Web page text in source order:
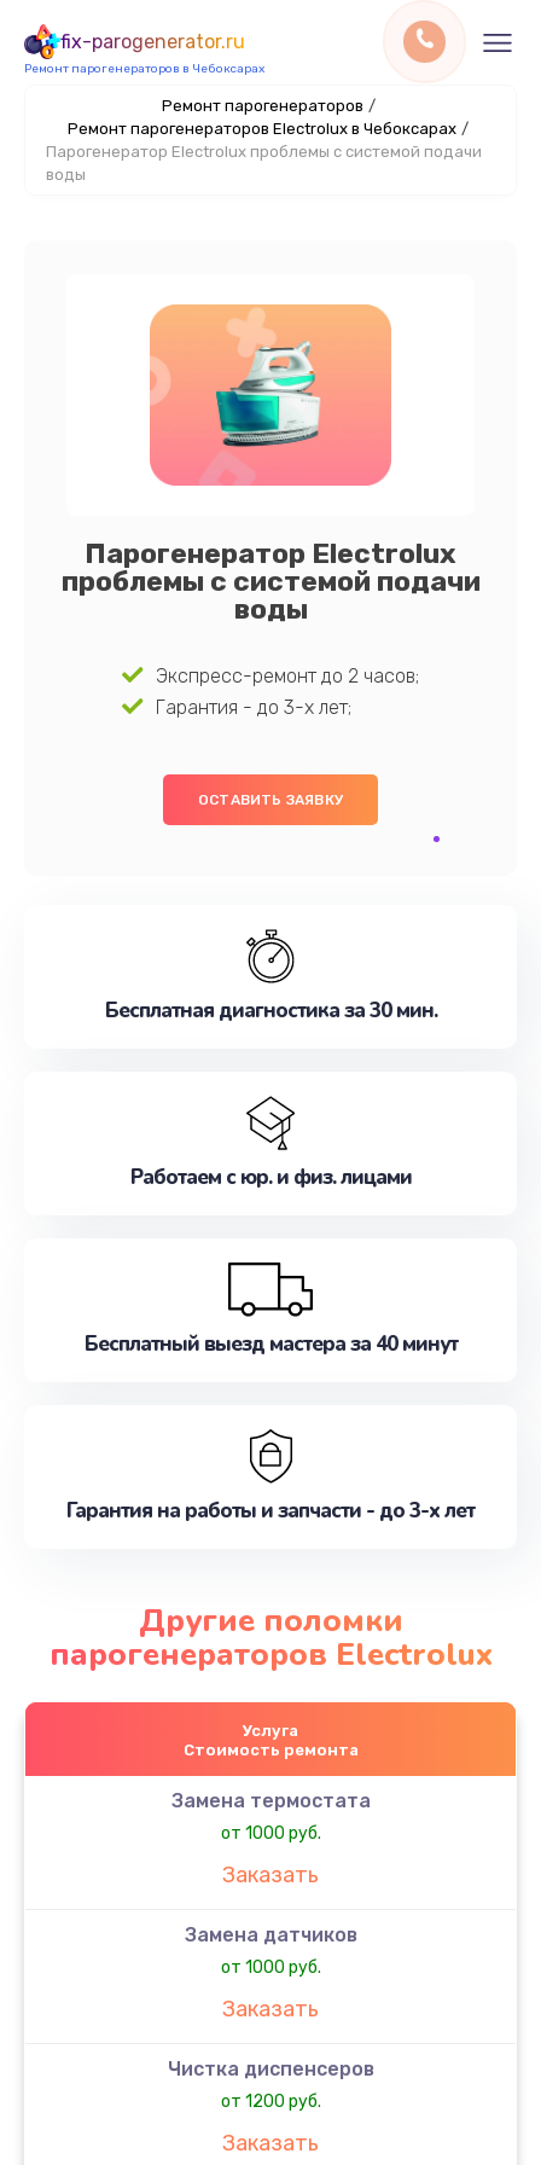
fix-parogenerator.ru
Ремонт парогенераторов в Чебоксарах
Ремонт парогенераторов /
Ремонт парогенераторов Electrolux в Чебоксарах /
Парогенератор Electrolux проблемы с системой подачи
воды
Парогенератор Electrolux
проблемы с системой подачи
воды
Экспресс-ремонт до 2 часов;
Гарантия - до 3-х лет;
ОСТАВИТЬ ЗАЯВКУ
Бесплатная диагностика за 30 мин.
Работаем с юр. и физ. лицами
Бесплатный выезд мастера за 40 минут
Гарантия на работы и запчасти - до 3-х лет
Другие поломки
парогенераторов Electrolux
Услуга
Стоимость ремонта
Замена термостата
от 1000 руб.
Заказать
Замена датчиков
от 1000 руб.
Заказать
Чистка диспенсеров
от 1200 руб.
Заказать